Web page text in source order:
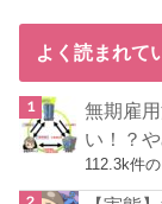
よく読まれて
無期雇
い！？
112.3k件